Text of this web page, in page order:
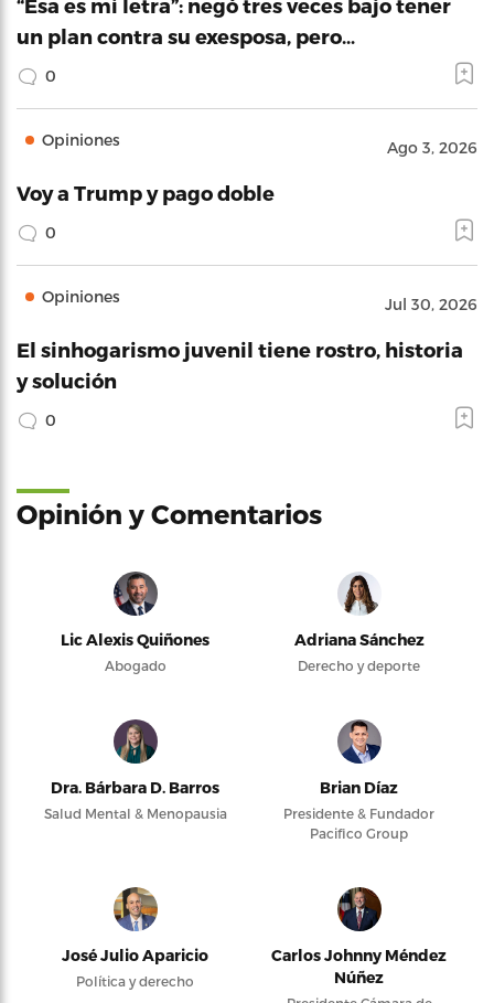
“Esa es mi letra”: negó tres veces bajo tener
un plan contra su exesposa, pero…
0
Opiniones Ago 3, 2026
Voy a Trump y pago doble
0
Opiniones Jul 30, 2026
El sinhogarismo juvenil tiene rostro, historia
y solución
0
Opinión y Comentarios
Lic Alexis Quiñones
Abogado
Adriana Sánchez
Derecho y deporte
Dra. Bárbara D. Barros
Salud Mental & Menopausia
Brian Díaz
Presidente & Fundador
Pacifico Group
José Julio Aparicio
Política y derecho
Carlos Johnny Méndez
Núñez